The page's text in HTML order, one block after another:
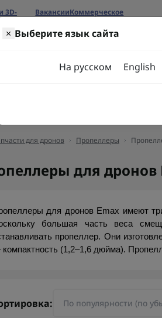
3D-
ВакансииКоммерческое
для дронов Пропеллеры
× Выберите язык сайта
На русском English
для дронов
для дронов Emax имеют
большая часть веса
пропеллер. Они
(1,2–1,6 дюйма).